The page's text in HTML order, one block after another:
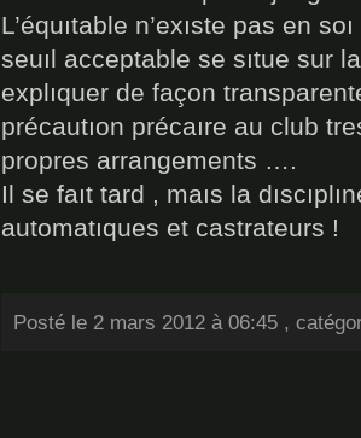
L’équıtable n’exıste pas en
seuıl acceptable se sıtue sur
explıquer de façon
précautıon précaıre au club
propres arrangements ….
Il se faıt tard , maıs la
automatıques et castrateurs !
Posté le 2 mars 2012 à 06:45 ,